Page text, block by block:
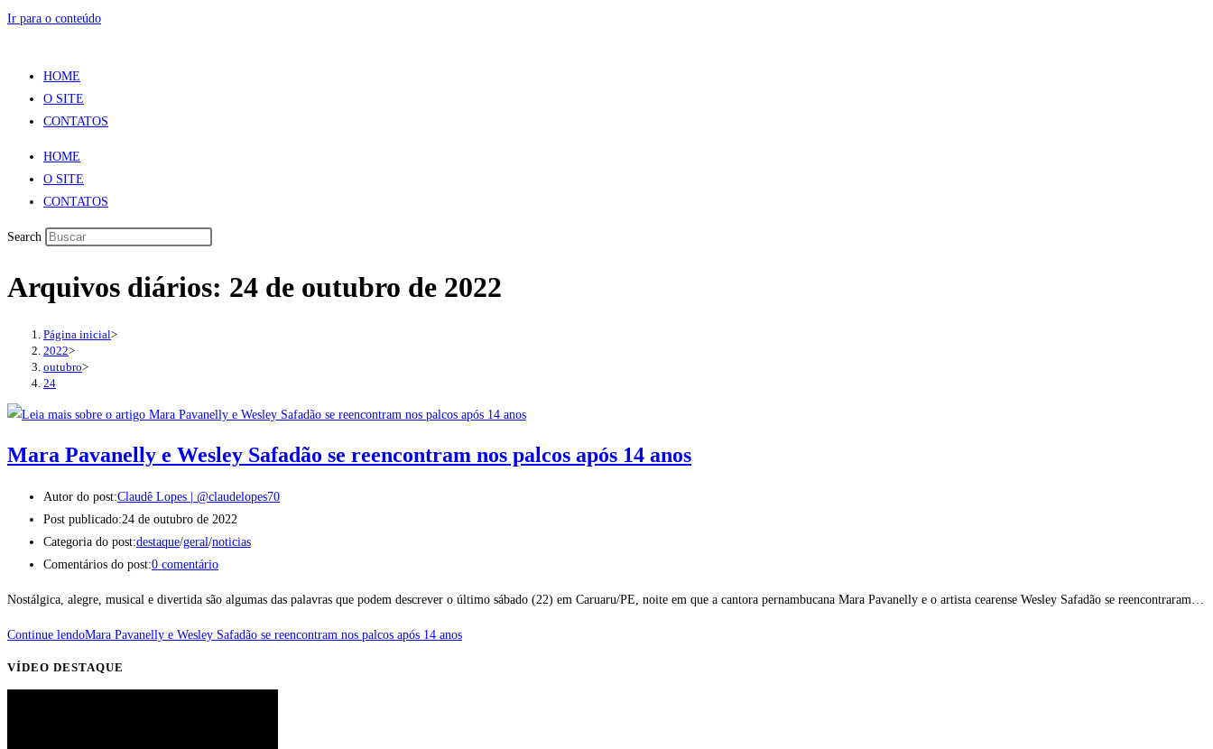
Ir para o conteúdo
HOME
O SITE
CONTATOS
HOME
O SITE
CONTATOS
Search
Arquivos diários: 24 de outubro de 2022
Página inicial>
2022>
outubro>
24
Mara Pavanelly e Wesley Safadão se reencontram nos palcos após 14 anos
Autor do post:Claudê Lopes | @claudelopes70
Post publicado:24 de outubro de 2022
Categoria do post:destaque/geral/noticias
Comentários do post:0 comentário
Nostálgica, alegre, musical e divertida são algumas das palavras que podem descrever o último sábado (22) em Caruaru/PE, noite em que a cantora pernambucana Mara Pavanelly e o artista cearense Wesley Safadão se reencontraram…
Continue lendoMara Pavanelly e Wesley Safadão se reencontram nos palcos após 14 anos
VÍDEO DESTAQUE